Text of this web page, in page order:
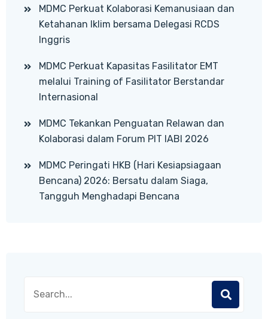
MDMC Perkuat Kolaborasi Kemanusiaan dan
Ketahanan Iklim bersama Delegasi RCDS
Inggris
MDMC Perkuat Kapasitas Fasilitator EMT
melalui Training of Fasilitator Berstandar
Internasional
MDMC Tekankan Penguatan Relawan dan
Kolaborasi dalam Forum PIT IABI 2026
MDMC Peringati HKB (Hari Kesiapsiagaan
Bencana) 2026: Bersatu dalam Siaga,
Tangguh Menghadapi Bencana